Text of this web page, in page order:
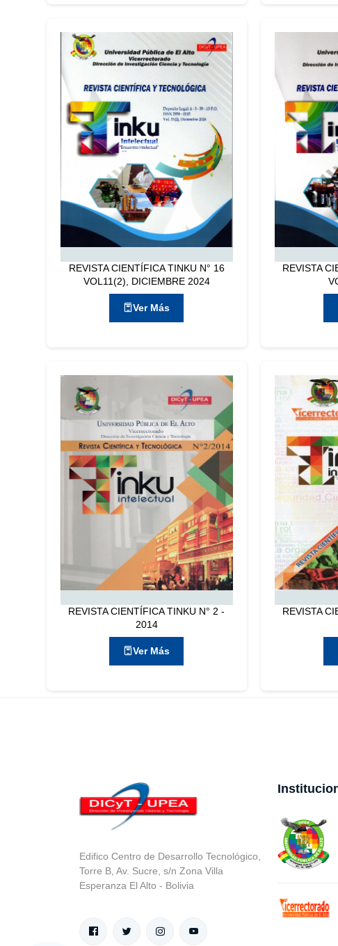
REVISTA CIENTÍFICA TINKU N° 16
VOL11(2), DICIEMBRE 2024
Ver Más
REVISTA
REVISTA CIENTÍFICA TINKU N° 2 -
2014
Ver Más
REVISTA
Edifico Centro de Desarrollo Tecnológico,
Torre B, Av. Sucre, s/n Zona Villa
Esperanza El Alto - Bolivia